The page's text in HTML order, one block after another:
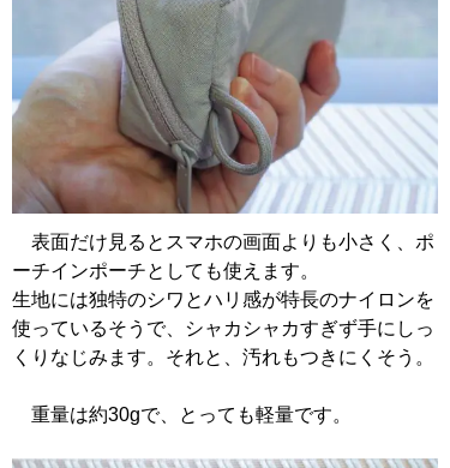
表面だけ見るとスマホの画面よりも小さく、ポ
ーチインポーチとしても使えます。
生地には独特のシワとハリ感が特長のナイロンを
使っているそうで、シャカシャカすぎず手にしっ
くりなじみます。それと、汚れもつきにくそう。
重量は約30gで、とっても軽量です。